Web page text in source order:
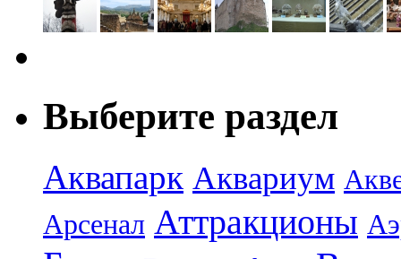
Выберите раздел
Аквапарк Аквариум
Арсенал Аттракционы